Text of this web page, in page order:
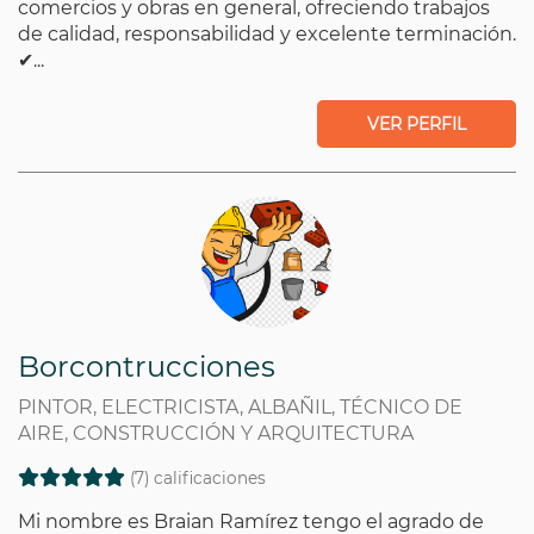
comercios y obras en general, ofreciendo trabajos
de calidad, responsabilidad y excelente terminación.
✔...
VER PERFIL
Borcontrucciones
PINTOR, ELECTRICISTA, ALBAÑIL, TÉCNICO DE
AIRE, CONSTRUCCIÓN Y ARQUITECTURA
(7) calificaciones
Mi nombre es Braian Ramírez tengo el agrado de